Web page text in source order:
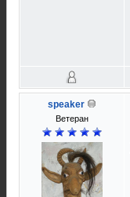
speaker
Ветеран